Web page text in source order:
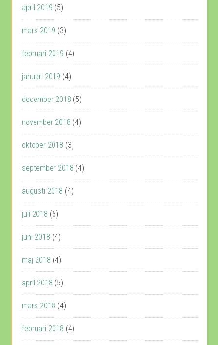
april 2019 (5)
mars 2019 (3)
februari 2019 (4)
januari 2019 (4)
december 2018 (5)
november 2018 (4)
oktober 2018 (3)
september 2018 (4)
augusti 2018 (4)
juli 2018 (5)
juni 2018 (4)
maj 2018 (4)
april 2018 (5)
mars 2018 (4)
februari 2018 (4)